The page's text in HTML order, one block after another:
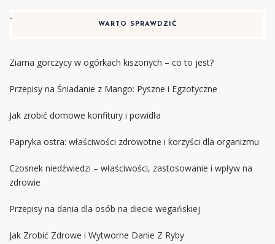
WARTO SPRAWDZIĆ
Ziarna gorczycy w ogórkach kiszonych – co to jest?
Przepisy na Śniadanie z Mango: Pyszne i Egzotyczne
Jak zrobić domowe konfitury i powidła
Papryka ostra: właściwości zdrowotne i korzyści dla organizmu
Czosnek niedźwiedzi – właściwości, zastosowanie i wpływ na
zdrowie
Przepisy na dania dla osób na diecie wegańskiej
Jak Zrobić Zdrowe i Wytworne Danie Z Ryby